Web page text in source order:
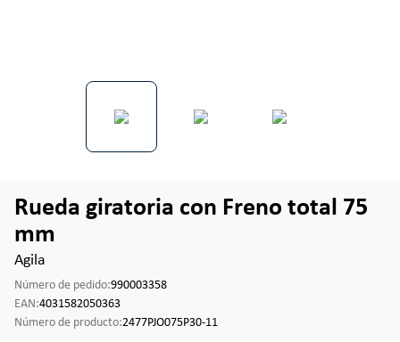
Rueda giratoria con Freno total 75
mm
Agila
Número de pedido:990003358
EAN:4031582050363
Número de producto:2477PJO075P30-11